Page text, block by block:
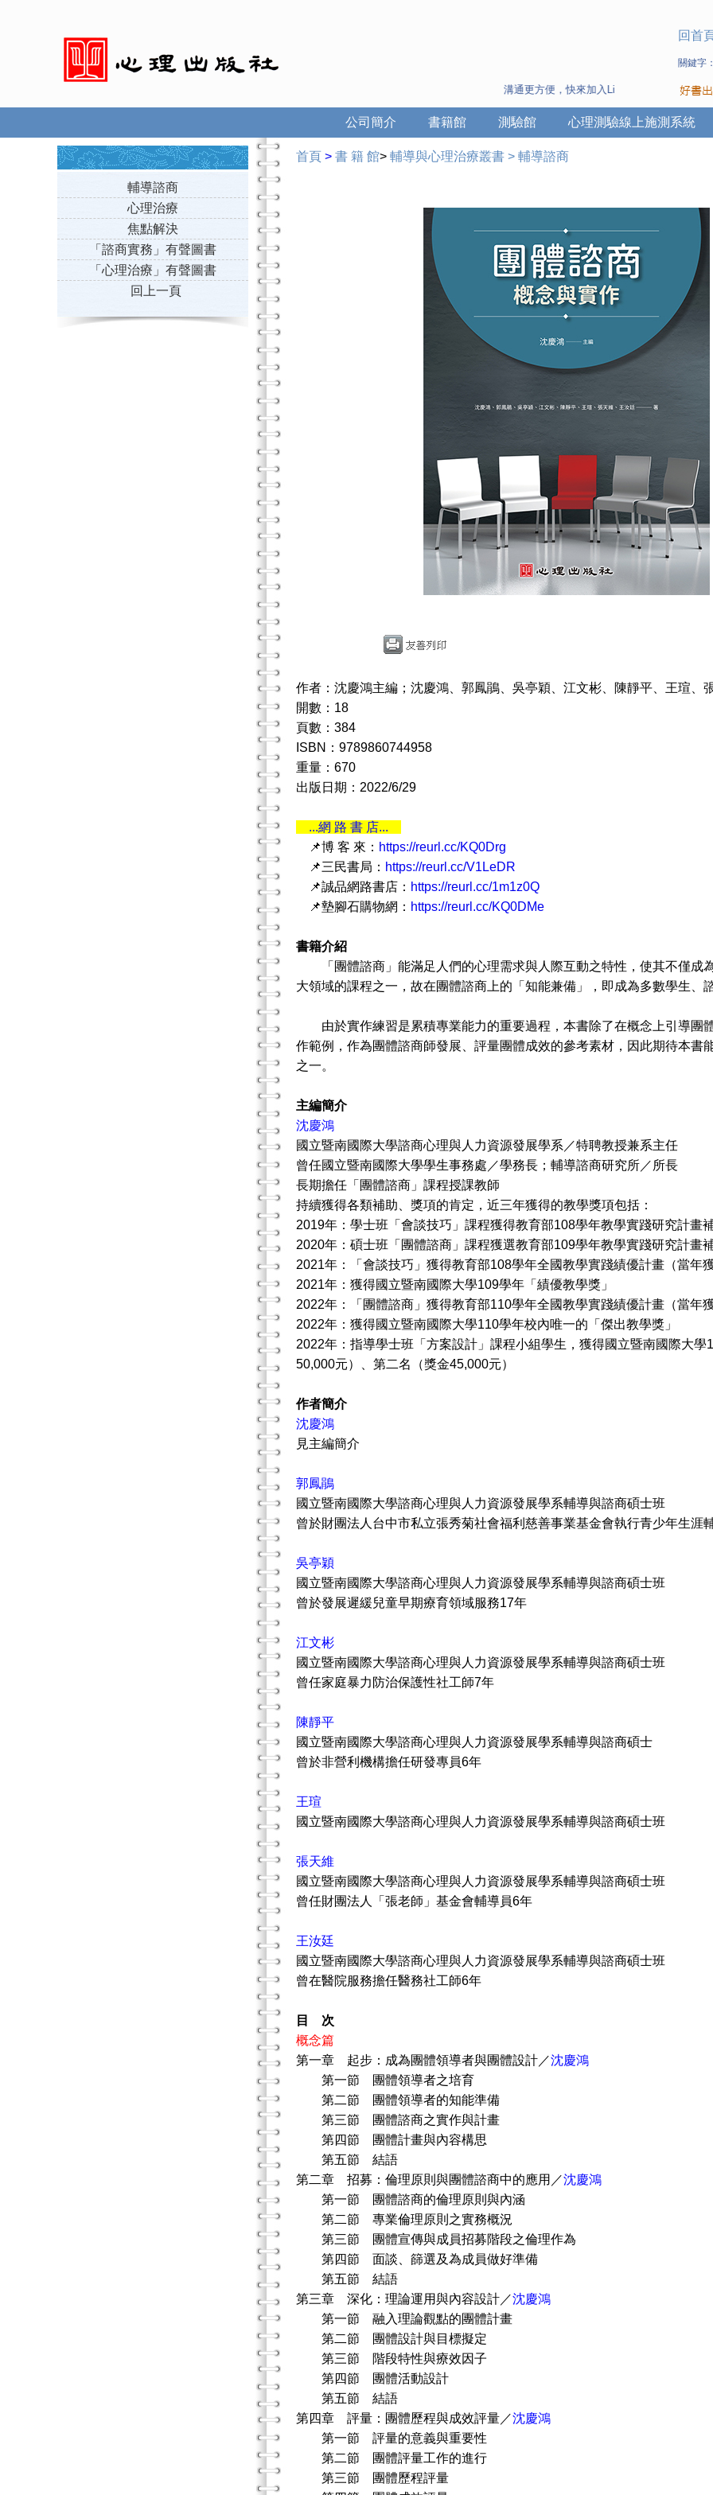
溝通更方便，快來加入Line 與 Wechat ~
回首
關鍵字：
心理測驗線上施測系統
測驗館
書籍館
公司簡介
輔導諮商
心理治療
焦點解決
「諮商實務」有聲圖書
「心理治療」有聲圖書
回上一頁
首頁 > 書 籍 館> 輔導與心理治療叢書 > 輔導諮商
作者：沈慶鴻主編；沈慶鴻、郭鳳鵑、吳亭穎、江文彬、陳靜平、王瑄、
開數：18
頁數：384
ISBN：9789860744958
重量：670
出版日期：2022/6/29
...網 路 書 店...
📌博 客 來： https://reurl.cc/KQ0Drg
📌三民書局： https://reurl.cc/V1LeDR
📌誠品網路書店： https://reurl.cc/1m1z0Q
📌墊腳石購物網： https://reurl.cc/KQ0DMe
書籍介紹
「團體諮商」能滿足人們的心理需求與人際互動之特性，使其不僅成
大領域的課程之一，故在團體諮商上的「知能兼備」，即成為多數學生、
由於實作練習是累積專業能力的重要過程，本書除了在概念上引導團
作範例，作為團體諮商師發展、評量團體成效的參考素材，因此期待本書
之一。
主編簡介
沈慶鴻
國立暨南國際大學諮商心理與人力資源發展學系／特聘教授兼系主任
曾任國立暨南國際大學學生事務處／學務長；輔導諮商研究所／所長
長期擔任「團體諮商」課程授課教師
持續獲得各類補助、獎項的肯定，近三年獲得的教學獎項包括：
2019年：學士班「會談技巧」課程獲得教育部108學年教學實踐研究計畫
2020年：碩士班「團體諮商」課程獲選教育部109學年教學實踐研究計畫
2021年：「會談技巧」獲得教育部108學年全國教學實踐績優計畫（當年獲
2021年：獲得國立暨南國際大學109學年「績優教學獎」
2022年：「團體諮商」獲得教育部110學年全國教學實踐績優計畫（當年獲
2022年：獲得國立暨南國際大學110學年校內唯一的「傑出教學獎」
2022年：指導學士班「方案設計」課程小組學生，獲得國立暨南國際大
50,000元）、第二名（獎金45,000元）
作者簡介
沈慶鴻
見主編簡介
郭鳳鵑
國立暨南國際大學諮商心理與人力資源發展學系輔導與諮商碩士班
曾於財團法人台中市私立張秀菊社會福利慈善事業基金會執行青少年生涯
吳亭穎
國立暨南國際大學諮商心理與人力資源發展學系輔導與諮商碩士班
曾於發展遲緩兒童早期療育領域服務17年
江文彬
國立暨南國際大學諮商心理與人力資源發展學系輔導與諮商碩士班
曾任家庭暴力防治保護性社工師7年
陳靜平
國立暨南國際大學諮商心理與人力資源發展學系輔導與諮商碩士
曾於非營利機構擔任研發專員6年
王瑄
國立暨南國際大學諮商心理與人力資源發展學系輔導與諮商碩士班
張天維
國立暨南國際大學諮商心理與人力資源發展學系輔導與諮商碩士班
曾任財團法人「張老師」基金會輔導員6年
王汝廷
國立暨南國際大學諮商心理與人力資源發展學系輔導與諮商碩士班
曾在醫院服務擔任醫務社工師6年
目 次
概念篇
第一章 起步：成為團體領導者與團體設計／沈慶鴻
第一節 團體領導者之培育
第二節 團體領導者的知能準備
第三節 團體諮商之實作與計畫
第四節 團體計畫與內容構思
第五節 結語
第二章 招募：倫理原則與團體諮商中的應用／沈慶鴻
第一節 團體諮商的倫理原則與內涵
第二節 專業倫理原則之實務概況
第三節 團體宣傳與成員招募階段之倫理作為
第四節 面談、篩選及為成員做好準備
第五節 結語
第三章 深化：理論運用與內容設計／沈慶鴻
第一節 融入理論觀點的團體計畫
第二節 團體設計與目標擬定
第三節 階段特性與療效因子
第四節 團體活動設計
第五節 結語
第四章 評量：團體歷程與成效評量／沈慶鴻
第一節 評量的意義與重要性
第二節 團體評量工作的進行
第三節 團體歷程評量